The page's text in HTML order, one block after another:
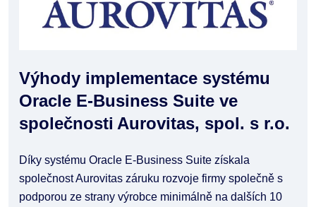
Výhody implementace systému
Oracle E-Business Suite ve
společnosti Aurovitas, spol. s r.o.
Díky systému Oracle E-Business Suite získala
společnost Aurovitas záruku rozvoje firmy společně s
podporou ze strany výrobce minimálně na dalších 10